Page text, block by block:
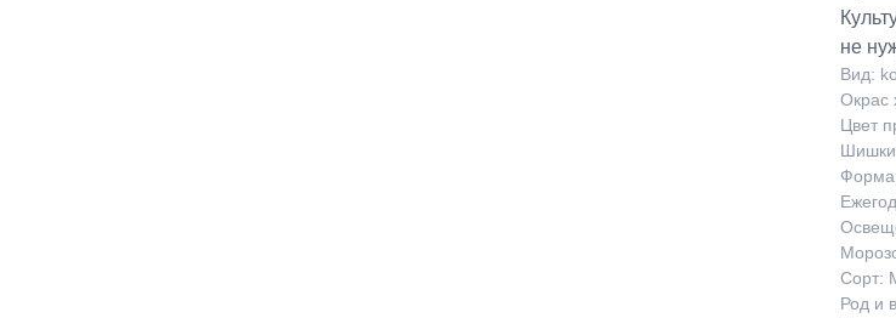
не
Вид:
Окрас
Цвет
Сорт:
Род и